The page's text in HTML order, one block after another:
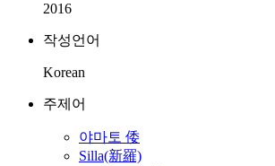
2016
작성언어
Korean
주제어
야마토 倭
Silla(新羅)